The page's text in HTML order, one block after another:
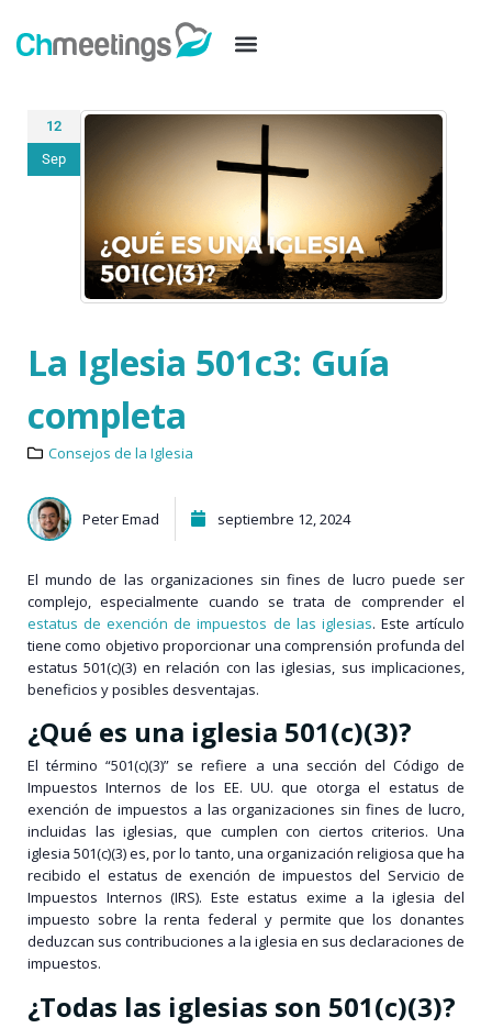
12
Sep
La Iglesia 501c3: Guía
completa
Consejos de la Iglesia
Peter Emad septiembre 12, 2024
El mundo de las organizaciones sin fines de lucro puede ser
complejo, especialmente cuando se trata de comprender el
estatus de exención de impuestos de las iglesias. Este artículo
tiene como objetivo proporcionar una comprensión profunda del
estatus 501(c)(3) en relación con las iglesias, sus implicaciones,
beneficios y posibles desventajas.
¿Qué es una iglesia 501(c)(3)?
El término “501(c)(3)” se refiere a una sección del Código de
Impuestos Internos de los EE. UU. que otorga el estatus de
exención de impuestos a las organizaciones sin fines de lucro,
incluidas las iglesias, que cumplen con ciertos criterios. Una
iglesia 501(c)(3) es, por lo tanto, una organización religiosa que ha
recibido el estatus de exención de impuestos del Servicio de
Impuestos Internos (IRS). Este estatus exime a la iglesia del
impuesto sobre la renta federal y permite que los donantes
deduzcan sus contribuciones a la iglesia en sus declaraciones de
impuestos.
¿Todas las iglesias son 501(c)(3)?